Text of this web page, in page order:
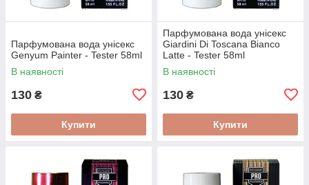
Парфумована вода унісекс
Genyum Painter - Tester 58ml
В наявності
130 ₴
Купити
Парфумована вода унісекс
Giardini Di Toscana Bianco
Latte - Tester 58ml
В наявності
130 ₴
Купити